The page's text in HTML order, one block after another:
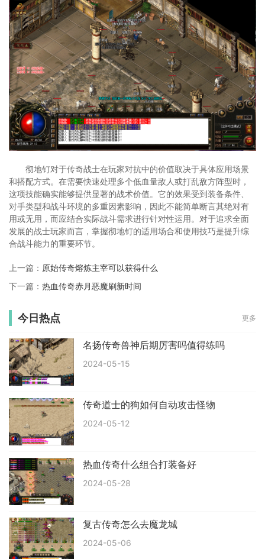
彻地钉对于传奇战士在玩家对抗中的价值取决于具体应用场景
和搭配方式。在需要快速处理多个低血量敌人或打乱敌方阵型时，
这项技能确实能够提供显著的战术价值。它的效果受到装备条件、
对手类型和战斗环境的多重因素影响，因此不能简单断言其绝对有
用或无用，而应结合实际战斗需求进行针对性运用。对于追求全面
发展的战士玩家而言，掌握彻地钉的适用场合和使用技巧是提升综
合战斗能力的重要环节。
上一篇： 原始传奇熔炼主宰可以获得什么
下一篇： 热血传奇赤月恶魔刷新时间
今日热点 更多
名扬传奇兽神后期厉害吗值得练吗
2024-05-15
传奇道士的狗如何自动攻击怪物
2024-05-12
热血传奇什么组合打装备好
2024-05-28
复古传奇怎么去魔龙城
2024-05-06